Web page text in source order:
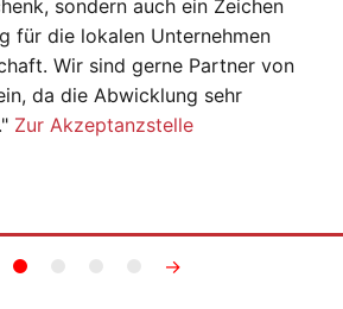
sondern auch ein Zeichen
für die lokalen Unternehmen
Wir sind gerne Partner von
da die Abwicklung sehr
Zur Akzeptanzstelle
→